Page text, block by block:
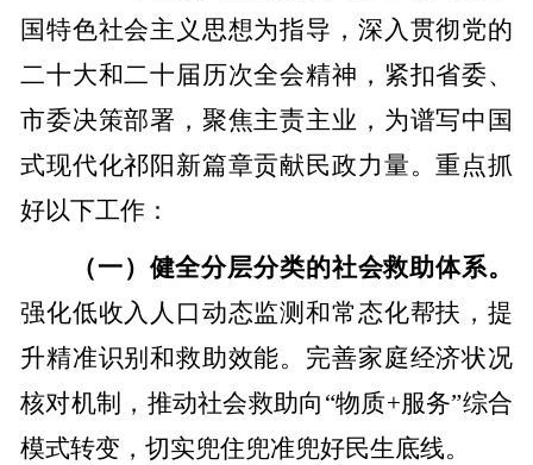
国特色社会主义思想为指导，深入贯彻党的
二十大和二十届历次全会精神，紧扣省委、
市委决策部署，聚焦主责主业，为谱写中国
式现代化祁阳新篇章贡献民政力量。重点抓
好以下工作：
（一）健全分层分类的社会救助体系。
强化低收入人口动态监测和常态化帮扶，提
升精准识别和救助效能。完善家庭经济状况
核对机制，推动社会救助向“物质+服务”综合
模式转变，切实兜住兜准兜好民生底线。